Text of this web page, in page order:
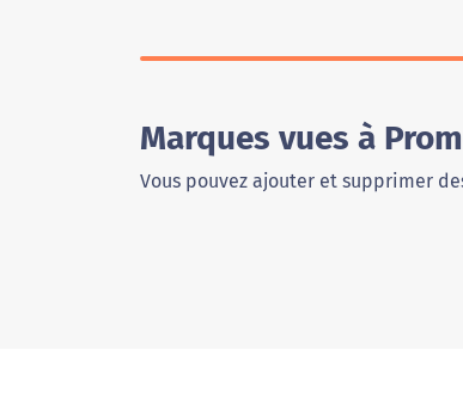
Marques vues à
Vous pouvez ajouter et supprimer